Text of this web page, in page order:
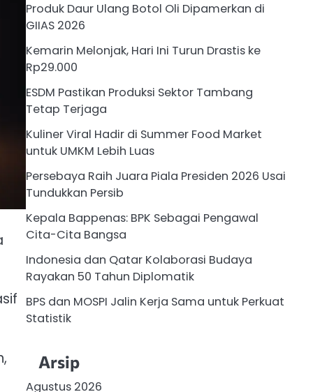
Produk Daur Ulang Botol Oli Dipamerkan di
GIIAS 2026
Kemarin Melonjak, Hari Ini Turun Drastis ke
Rp29.000
ESDM Pastikan Produksi Sektor Tambang
Tetap Terjaga
Kuliner Viral Hadir di Summer Food Market
untuk UMKM Lebih Luas
Persebaya Raih Juara Piala Presiden 2026 Usai
Tundukkan Persib
Kepala Bappenas: BPK Sebagai Pengawal
Cita-Cita Bangsa
Indonesia dan Qatar Kolaborasi Budaya
Rayakan 50 Tahun Diplomatik
BPS dan MOSPI Jalin Kerja Sama untuk Perkuat
Statistik
Arsip
Agustus 2026